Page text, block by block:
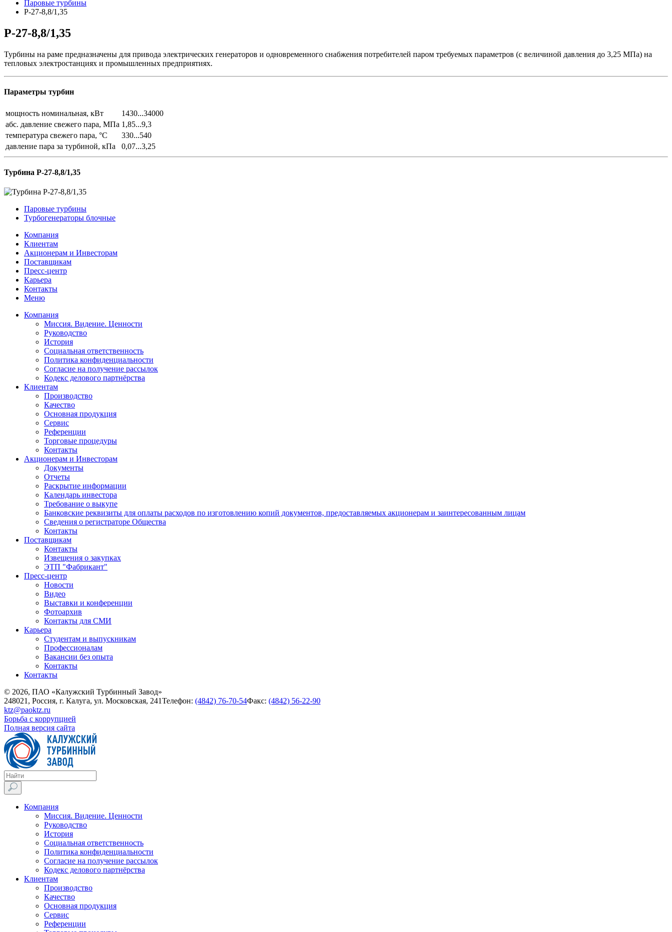
Паровые турбины
Р-27-8,8/1,35
Р-27-8,8/1,35
Турбины на раме предназначены для привода электрических генераторов и одновременного снабжения потребителей паром требуемых параметров (с величиной давления до 3,25 МПа) на
тепловых электростанциях и промышленных предприятиях.
Параметры турбин
мощность номинальная, кВт
1430...34000
абс. давление свежего пара, МПа 1,85...9,3
температура свежего пара, °С
330...540
давление пара за турбиной, кПа
0,07...3,25
Турбина Р-27-8,8/1,35
Паровые турбины
Турбогенераторы блочные
Компания
Клиентам
Акционерам и Инвесторам
Поставщикам
Пресс-центр
Карьера
Контакты
Меню
Компания
Миссия. Видение. Ценности
Руководство
История
Социальная ответственность
Политика конфиденциальности
Согласие на получение рассылок
Кодекс делового партнёрства
Клиентам
Производство
Качество
Основная продукция
Сервис
Референции
Торговые процедуры
Контакты
Акционерам и Инвесторам
Документы
Отчеты
Раскрытие информации
Календарь инвестора
Требование о выкупе
Банковские реквизиты для оплаты расходов по изготовлению копий документов, предоставляемых акционерам и заинтересованным лицам
Сведения о регистраторе Общества
Контакты
Поставщикам
Контакты
Извещения о закупках
ЭТП "Фабрикант"
Пресс-центр
Новости
Видео
Выставки и конференции
Фотоархив
Контакты для СМИ
Карьера
Студентам и выпускникам
Профессионалам
Вакансии без опыта
Контакты
Контакты
© 2026, ПАО «Калужский Турбинный Завод»
248021, Россия, г. Калуга, ул. Московская, 241Телефон: (4842) 76-70-54Факс: (4842) 56-22-90
ktz@paoktz.ru
Борьба с коррупцией
Полная версия сайта
Компания
Миссия. Видение. Ценности
Руководство
История
Социальная ответственность
Политика конфиденциальности
Согласие на получение рассылок
Кодекс делового партнёрства
Клиентам
Производство
Качество
Основная продукция
Сервис
Референции